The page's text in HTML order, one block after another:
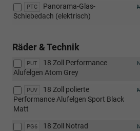
PTC
Panorama-Glas-
Schiebedach (elektrisch)
Räder & Technik
PUT
18 Zoll Performance
Alufelgen Atom Grey
PUV
18 Zoll polierte
Performance Alufelgen Sport Black
Matt
PG6 18 Zoll Notrad